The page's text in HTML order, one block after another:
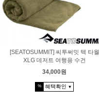
[SEATOSUMMIT] 씨투써밋 텍 타월
XLG 데저트 여행용 수건
34,000원
% 혜택확인 ▼